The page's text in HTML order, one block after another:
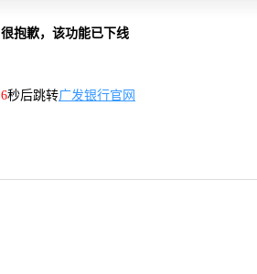
很抱歉，该功能已下线
6秒后跳转广发银行官网